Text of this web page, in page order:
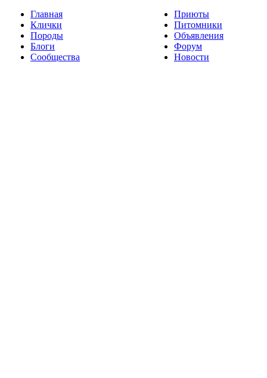
Главная
Клички
Породы
Блоги
Сообщества
Приюты
Питомники
Объявления
Форум
Новости